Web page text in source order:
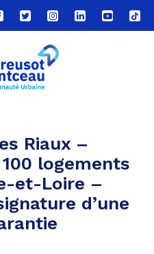
Lien
vers
compte
Twitter
Lien
vers
le
compte
Lien
vers
Lien
vers
Lien
vers
Riaux –
logements
et-Loire –
d’une